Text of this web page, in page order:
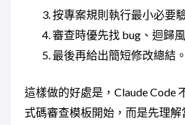
按專案規則執行最小必要
審查時優先找 bug、迴歸
最後再給出簡短修改總結。
這樣做的好處是，Claude Code
式碼審查模板開始，而是先理